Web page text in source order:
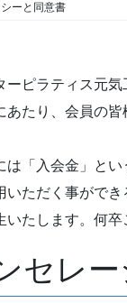
ーと同意書
ピラティス元気
あたり、会員の
「入会金」とい
いただく事がで
たします。何卒
セレ